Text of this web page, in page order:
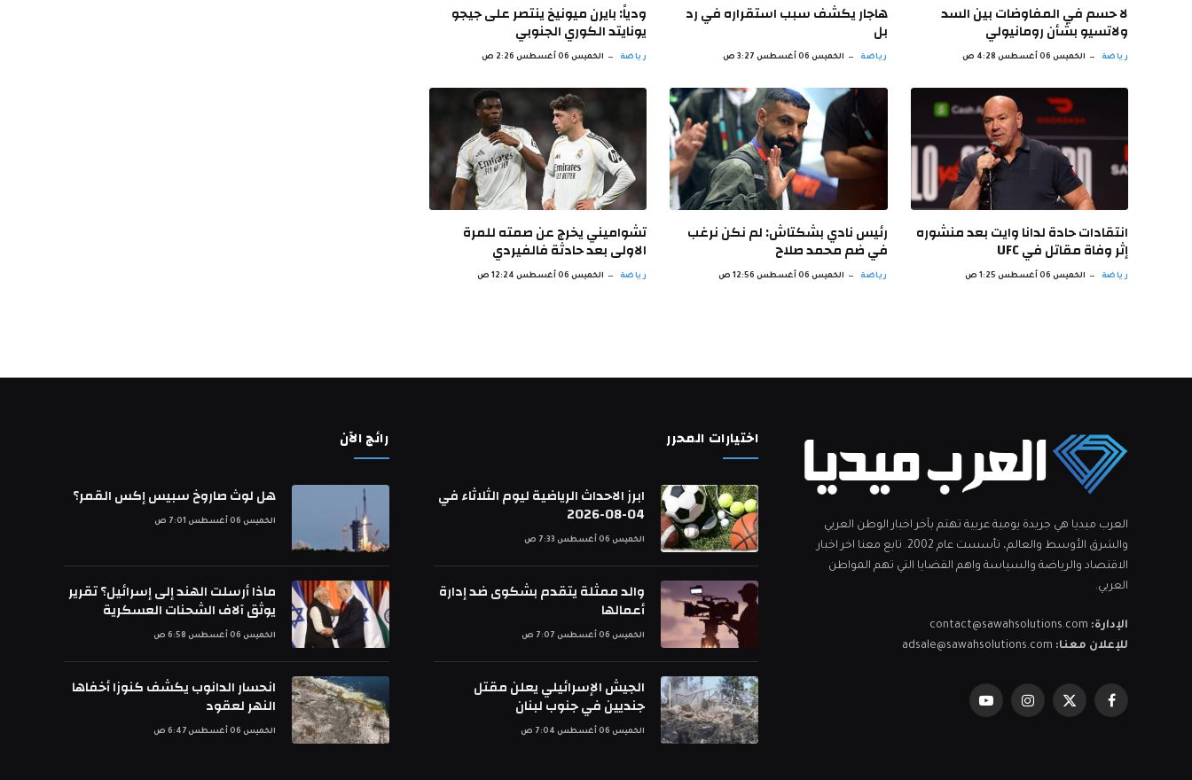
لا حسم في المفاوضات بين السد
ولاتسيو بشأن رومانيولي
رياضة الخميس 06 أغسطس 4:28 ص
هاجار يكشف سبب استقراره في رد
بل
رياضة الخميس 06 أغسطس 3:27 ص
ودياً: بايرن ميونيخ ينتصر على جيجو
يونايتد الكوري الجنوبي
رياضة الخميس 06 أغسطس 2:26 ص
انتقادات حادة لدانا وايت بعد منشوره
إثر وفاة مقاتل في UFC
رياضة الخميس 06 أغسطس 1:25 ص
رئيس نادي بشكتاش: لم نكن نرغب
في ضم محمد صلاح
رياضة الخميس 06 أغسطس 12:56 ص
تشواميني يخرج عن صمته للمرة
الاولى بعد حادثة فالفيردي
رياضة الخميس 06 أغسطس 12:24 ص
العرب ميديا هي جريدة يومية عربية تهتم بآخر اخبار الوطن العربي
والشرق الأوسط والعالم، تأسست عام 2002. تابع معنا اخر اخبار
الاقتصاد والرياضة والسياسة واهم القضايا التي تهم المواطن
العربي.
الإدارة: contact@sawahsolutions.com
للإعلان معنا: adsale@sawahsolutions.com
فيسبوكX
الانستغراميوتيوب
اختيارات المحرر
ابرز الاحداث الرياضية ليوم الثلاثاء في
04-08-2026
الخميس 06 أغسطس 7:33 ص
والد ممثلة يتقدم بشكوى ضد إدارة
أعمالها
الخميس 06 أغسطس 7:07 ص
الجيش الإسرائيلي يعلن مقتل
جنديين في جنوب لبنان
الخميس 06 أغسطس 7:04 ص
رائج الآن
هل لوث صاروخ سبيس إكس القمر؟
الخميس 06 أغسطس 7:01 ص
ماذا أرسلت الهند إلى إسرائيل؟ تقرير
يوثق آلاف الشحنات العسكرية
الخميس 06 أغسطس 6:58 ص
انحسار الدانوب يكشف كنوزا أخفاها
النهر لعقود
الخميس 06 أغسطس 6:47 ص